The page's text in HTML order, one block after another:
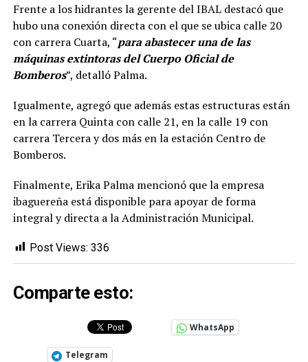
Frente a los hidrantes la gerente del IBAL destacó que
hubo una conexión directa con el que se ubica calle 20
con carrera Cuarta, “para abastecer una de las
máquinas extintoras del Cuerpo Oficial de
Bomberos”, detalló Palma.
Igualmente, agregó que además estas estructuras están
en la carrera Quinta con calle 21, en la calle 19 con
carrera Tercera y dos más en la estación Centro de
Bomberos.
Finalmente, Erika Palma mencionó que la empresa
ibaguereña está disponible para apoyar de forma
integral y directa a la Administración Municipal.
Post Views: 336
Comparte esto:
WhatsApp
Telegram